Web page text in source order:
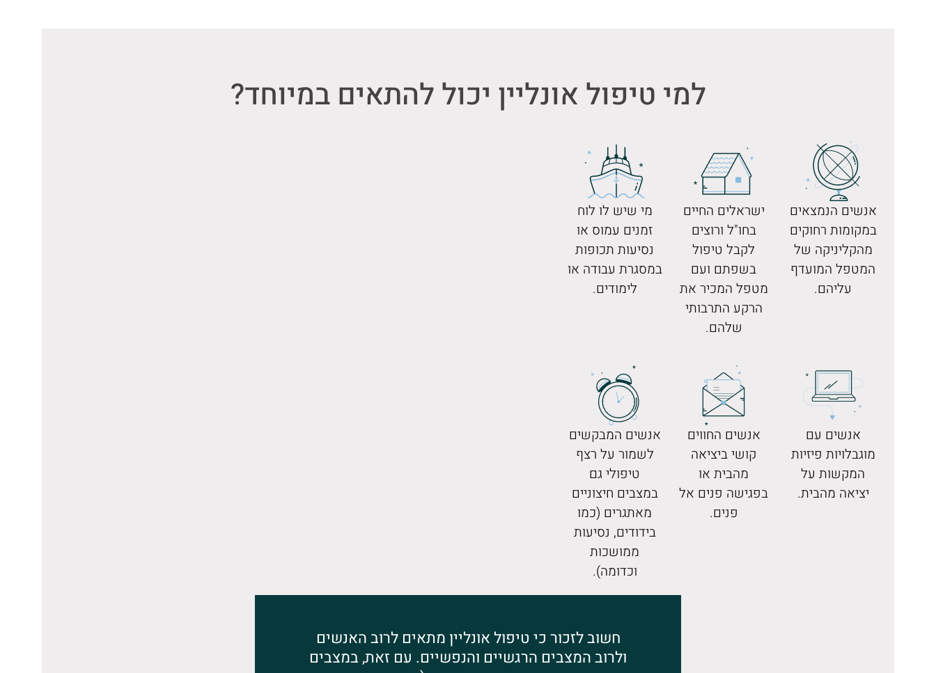
למי טיפול אונליין יכול להתאים במיוחד?
אנשים הנמצאים
במקומות רחוקים
מהקליניקה של
המטפל המועדף
עליהם.
ישראלים החיים
בחו"ל ורוצים
לקבל טיפול
בשפתם ועם
מטפל המכיר את
הרקע התרבותי
שלהם.
מי שיש לו לוח
זמנים עמוס או
נסיעות תכופות
במסגרת עבודה או
לימודים.
אנשים עם
מוגבלויות פיזיות
המקשות על
יציאה מהבית.
אנשים החווים
קושי ביציאה
מהבית או
בפגישה פנים אל
פנים.
אנשים המבקשים
לשמור על רצף
טיפולי גם
במצבים חיצוניים
מאתגרים (כמו
בידודים, נסיעות
ממושכות
וכדומה).
חשוב לזכור כי טיפול אונליין מתאים לרוב האנשים
ולרוב המצבים הרגשיים והנפשיים. עם זאת, במצבים